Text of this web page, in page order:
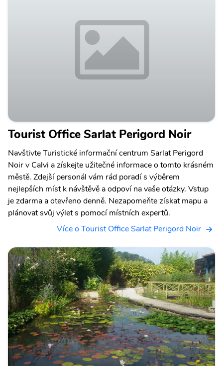
Tourist Office Sarlat Perigord Noir
Navštivte Turistické informační centrum Sarlat Perigord
Noir v Calvi a získejte užitečné informace o tomto krásném
městě. Zdejší personál vám rád poradí s výběrem
nejlepších míst k návštěvě a odpoví na vaše otázky. Vstup
je zdarma a otevřeno denně. Nezapomeňte získat mapu a
plánovat svůj výlet s pomocí místních expertů.
Více o Tourist Office Sarlat Perigord Noir